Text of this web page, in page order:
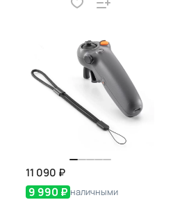
11 090 ₽
9 990 ₽ наличными